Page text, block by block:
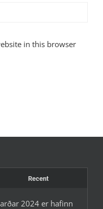
in this browser
Recent
2024 er hafinn